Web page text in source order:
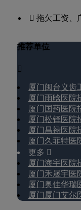
 拖欠工资、
推荐单位

厦门闽台义齿
厦门雨晗医院
厦门国药医院
厦门松铎医院
厦门昌禄医院
厦门久菲特医
更多 
厦门海宇医院
厦门禾晟宇医
厦门奥佳华瑞
厦门厦门艾尔